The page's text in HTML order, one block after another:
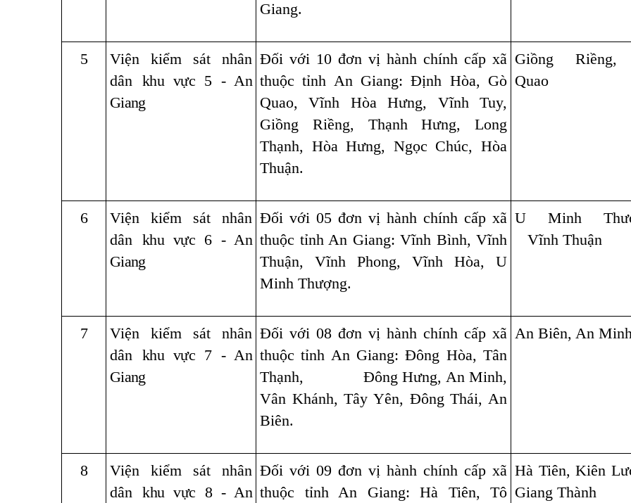
Giang.
5
Viện kiểm sát nhân
dân khu vực 5 - An
Giang
Đối với 10 đơn vị hành chính cấp xã
thuộc tỉnh An Giang: Định Hòa, Gò
Quao, Vĩnh Hòa Hưng, Vĩnh Tuy,
Giồng Riềng, Thạnh Hưng, Long
Thạnh, Hòa Hưng, Ngọc Chúc, Hòa
Thuận.
Giồng Riềng,
Quao
6
Viện kiểm sát nhân
dân khu vực 6 - An
Giang
Đối với 05 đơn vị hành chính cấp xã
thuộc tỉnh An Giang: Vĩnh Bình, Vĩnh
Thuận, Vĩnh Phong, Vĩnh Hòa, U
Minh Thượng.
U Minh
Vĩnh Thuận
7
Viện kiểm sát nhân
dân khu vực 7 - An
Giang
Đối với 08 đơn vị hành chính cấp xã
thuộc tỉnh An Giang: Đông Hòa, Tân
Thạnh, Đông Hưng, An Minh,
Vân Khánh, Tây Yên, Đông Thái, An
Biên.
An Biên, An
8
Viện kiểm sát nhân
dân khu vực 8 - An
Đối với 09 đơn vị hành chính cấp xã
thuộc tỉnh An Giang: Hà Tiên, Tô
Hà Tiên, Kiên
Giang Thành